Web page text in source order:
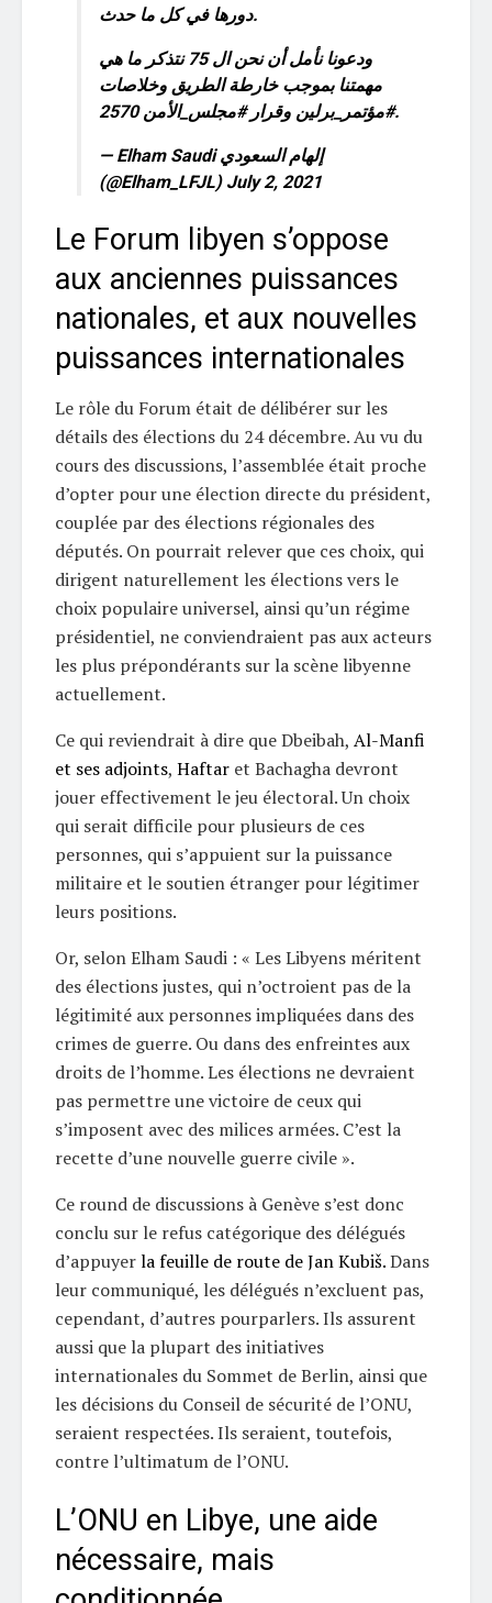
دورها في كل ما حدث.
ودعونا نأمل أن نحن ال 75 نتذكر ما هي
مهمتنا بموجب خارطة الطريق وخلاصات
#مؤتمر_برلين وقرار#مجلس_الأمن 2570.
— Elham Saudi إلهام السعودي
(@Elham_LFJL) July 2, 2021
Le Forum libyen s’oppose
aux anciennes puissances
nationales, et aux nouvelles
puissances internationales
Le rôle du Forum était de délibérer sur les
détails des élections du 24 décembre. Au vu du
cours des discussions, l’assemblée était proche
d’opter pour une élection directe du président,
couplée par des élections régionales des
députés. On pourrait relever que ces choix, qui
dirigent naturellement les élections vers le
choix populaire universel, ainsi qu’un régime
présidentiel, ne conviendraient pas aux acteurs
les plus prépondérants sur la scène libyenne
actuellement.
Ce qui reviendrait à dire que Dbeibah, Al-Manfi
et ses adjoints, Haftar et Bachagha devront
jouer effectivement le jeu électoral. Un choix
qui serait difficile pour plusieurs de ces
personnes, qui s’appuient sur la puissance
militaire et le soutien étranger pour légitimer
leurs positions.
Or, selon Elham Saudi : « Les Libyens méritent
des élections justes, qui n’octroient pas de la
légitimité aux personnes impliquées dans des
crimes de guerre. Ou dans des enfreintes aux
droits de l’homme. Les élections ne devraient
pas permettre une victoire de ceux qui
s’imposent avec des milices armées. C’est la
recette d’une nouvelle guerre civile ».
Ce round de discussions à Genève s’est donc
conclu sur le refus catégorique des délégués
d’appuyerla feuille de route de Jan Kubiš.Dans
leur communiqué, les délégués n’excluent pas,
cependant, d’autres pourparlers. Ils assurent
aussi que la plupart des initiatives
internationales du Sommet de Berlin, ainsi que
les décisions du Conseil de sécurité de l’ONU,
seraient respectées. Ils seraient, toutefois,
contre l’ultimatum de l’ONU.
L’ONU en Libye, une aide
nécessaire, mais